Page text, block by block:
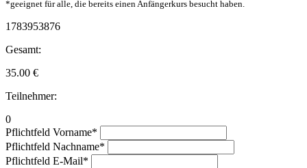
*geeignet für alle, die bereits einen Anfängerkurs besucht haben.
1783953876
Gesamt:
35.00 €
Teilnehmer:
0
Pflichtfeld Vorname*
Pflichtfeld Nachname*
Pflichtfeld E-Mail*